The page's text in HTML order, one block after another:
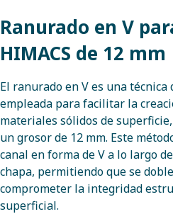
Ranurado en V
HIMACS de 12 mm
El ranurado en V es una
empleada para facilitar la
materiales sólidos de
un grosor de 12 mm. Este
canal en forma de V a lo largo
chapa, permitiendo que se
comprometer la integridad
superficial.